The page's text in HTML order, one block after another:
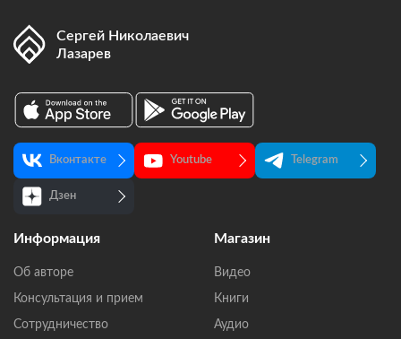
Сергей Николаевич
Лазарев
Вконтакте Youtube Telegram
Дзен
Информация
Об авторе
Консультация и прием
Сотрудничество
Магазин
Видео
Книги
Аудио